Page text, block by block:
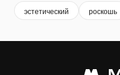
эстетический роскошь